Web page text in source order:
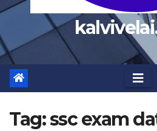
Tag:ssc exam